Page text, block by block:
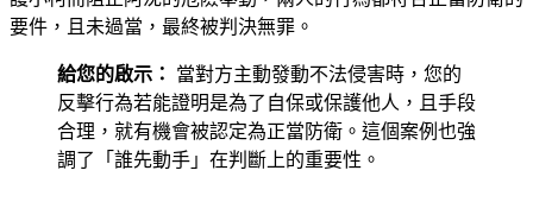
要件，且未過當，最終被判決無罪。
給您的啟示：
當對方主動發動不法侵害時，您的
反擊行為若能證明是為了自保或保護他人，且手段
合理，就有機會被認定為正當防衛。這個案例也強
調了「誰先動手」在判斷上的重要性。